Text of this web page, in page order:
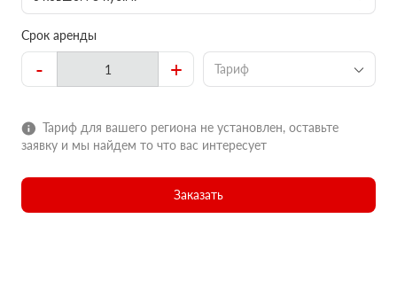
Срок аренды
- + Тариф
Тариф для вашего региона не установлен, оставьте
заявку и мы найдем то что вас интересует
Заказать